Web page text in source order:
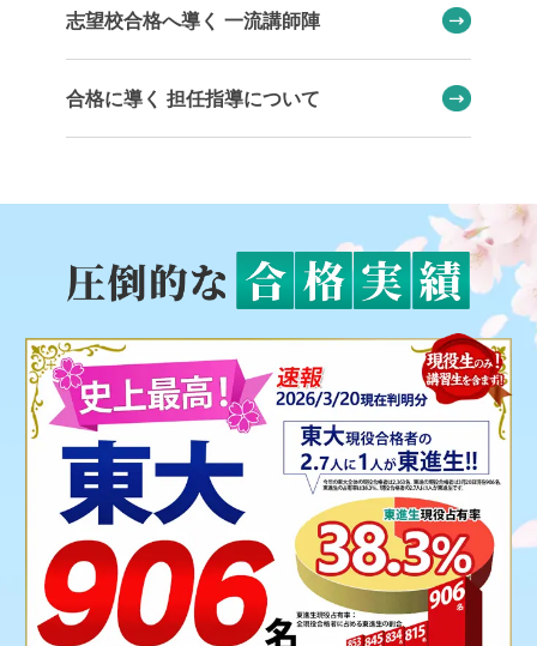
志望校合格へ導く 一流講師陣
合格に導く 担任指導について